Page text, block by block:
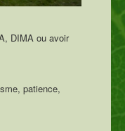
DIMA ou avoir
patience,